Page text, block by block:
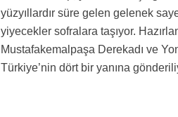
yüzyıllardır süre gelen gelenek
yiyecekler sofralara taşıyor.
Mustafakemalpaşa Derekadı ve
Türkiye’nin dört bir yanına